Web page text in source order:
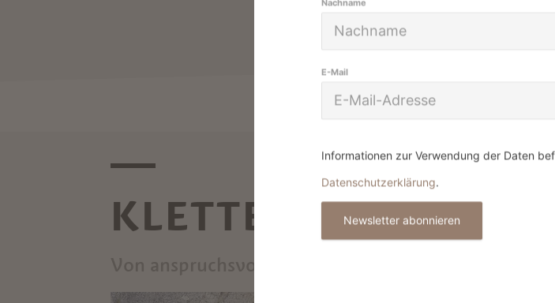
KLETTERTOUREN
Nachname
E-Mail
Informationen zur Verwendung der Daten
Datenschutzerklärung.
Newsletter abonnieren